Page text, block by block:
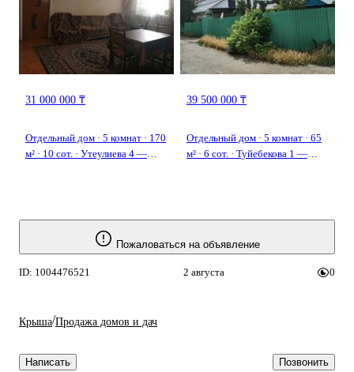
31 000 000 ₸
Отдельный дом · 5 комнат · 170
м² · 10 сот. · Утеулиева 4 —
39 500 000 ₸
Отдельный дом · 5 комнат · 65
м² · 6 сот. · Туйебекова 1 —
Пожаловаться на объявление
ID: 1004476521 2 августа 0
Крыша/Продажа домов и дач
Написать Позвонить